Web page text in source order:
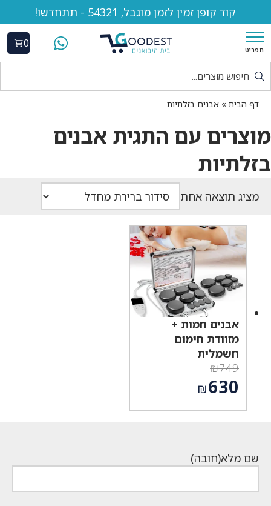
קוד קופן זמין לזמן מוגבל, 54321 - תתחדשו!
תפריט
0
דף הבית » אבנים בזלתיות
מוצרים עם התגית אבנים
בזלתיות
מציג תוצאה אחת
אבנים חמות +
מזוודת חימום
חשמלית
₪749
המחיר
המקורי
היה:
₪630
שם מלא(חובה)